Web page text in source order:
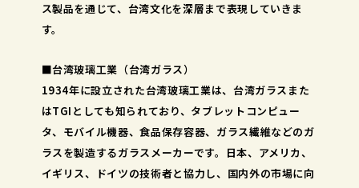
ス製品を通じて、台湾文化を深層まで表現していきま
す。
■台湾玻璃工業（台湾ガラス）
1934年に設立された台湾玻璃工業は、台湾ガラスまた
はTGIとしても知られており、タブレットコンピュー
タ、モバイル機器、食品保存容器、ガラス繊維などのガ
ラスを製造するガラスメーカーです。日本、アメリカ、
イギリス、ドイツの技術者と協力し、国内外の市場に向